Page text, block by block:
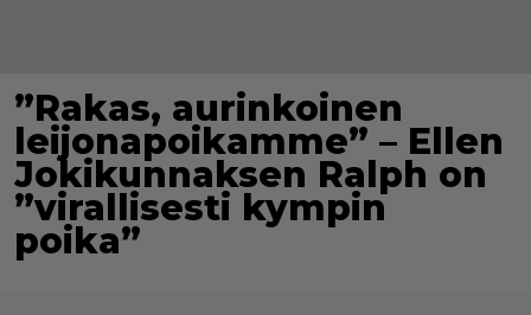
”Rakas, aurinkoinen
leijonapoikamme” – Ellen
Jokikunnaksen Ralph on
”virallisesti kympin
poika”